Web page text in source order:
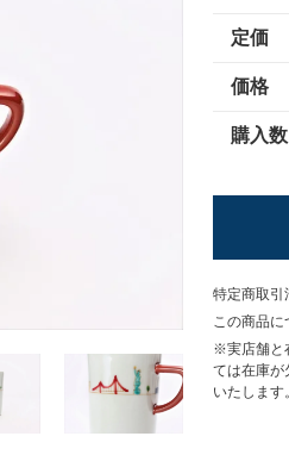
定価
価格
購入数
特定商取引
この商品に
※実店舗と
ては在庫が
いたします。